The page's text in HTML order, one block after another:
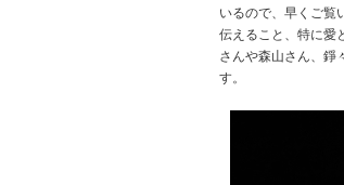
いるので、早くご覧
伝えること、特に愛
さんや森山さん、錚
す。